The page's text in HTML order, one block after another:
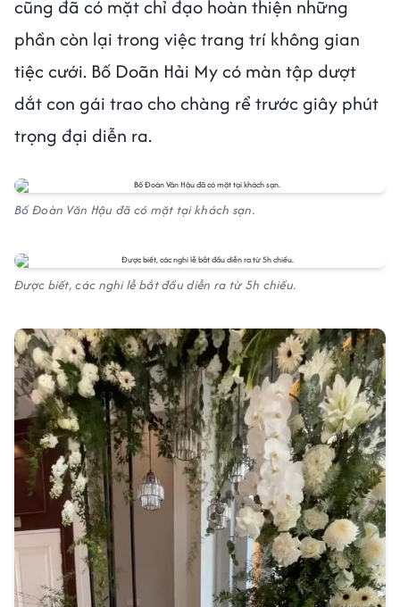
cũng đã có mặt chỉ đạo hoàn thiện những
phần còn lại trong việc trang trí không gian
tiệc cưới. Bố Doãn Hải My có màn tập dượt
dắt con gái trao cho chàng rể trước giây phút
trọng đại diễn ra.
Bố Đoàn Văn Hậu đã có mặt tại khách sạn.
Được biết, các nghi lễ bắt đầu diễn ra từ 5h chiều.